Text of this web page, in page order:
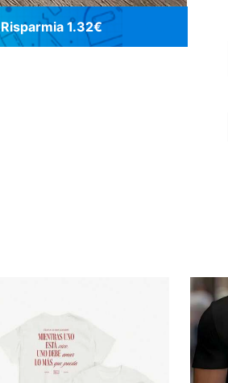
Risparmia 1.32€